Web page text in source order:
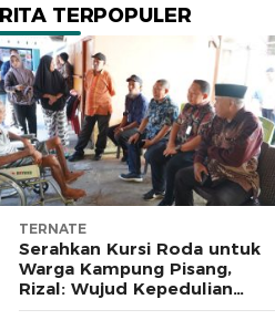
TERPOPULER
TERNATE
Serahkan Kursi Roda untuk
Warga Kampung Pisang,
Rizal: Wujud Kepedulian
Pemkot dan Baznas Ternate